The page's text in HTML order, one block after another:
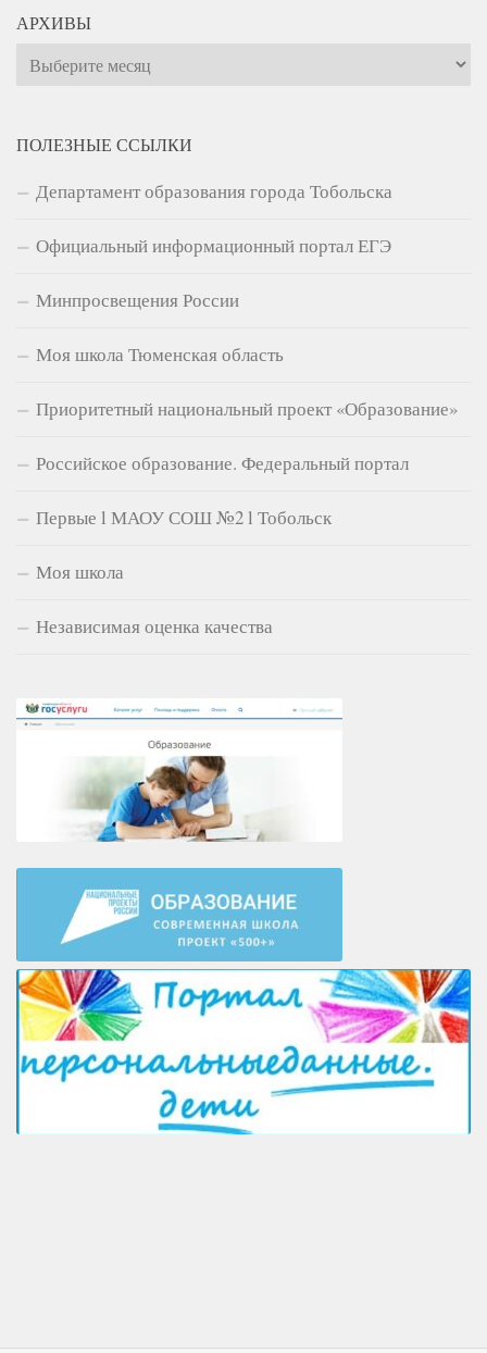
АРХИВЫ
Архивы
ПОЛЕЗНЫЕ ССЫЛКИ
Департамент образования города Тобольска
Официальный информационный портал ЕГЭ
Минпросвещения России
Моя школа Тюменская область
Приоритетный национальный проект «Образование»
Российское образование. Федеральный портал
Первые l МАОУ СОШ №2 l Тобольск
Моя школа
Независимая оценка качества